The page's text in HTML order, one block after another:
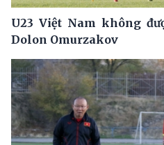
U23 Việt Nam không
Dolon Omurzakov